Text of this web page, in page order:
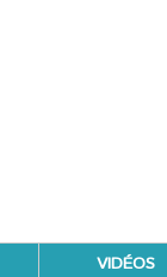
VIDÉOS